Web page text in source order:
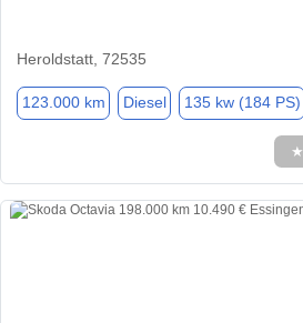
Heroldstatt, 72535
123.000 km Diesel 135 kw (184 PS)
★